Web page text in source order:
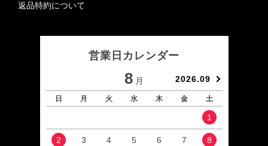
返品特約について
営業日カレンダー
8 月 2026.09
日 月 火 水 木 金 土
1
2 3 4 5 6 7 8